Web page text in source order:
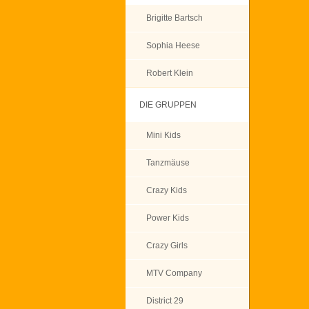
Brigitte Bartsch
Sophia Heese
Robert Klein
DIE GRUPPEN
Mini Kids
Tanzmäuse
Crazy Kids
Power Kids
Crazy Girls
MTV Company
District 29